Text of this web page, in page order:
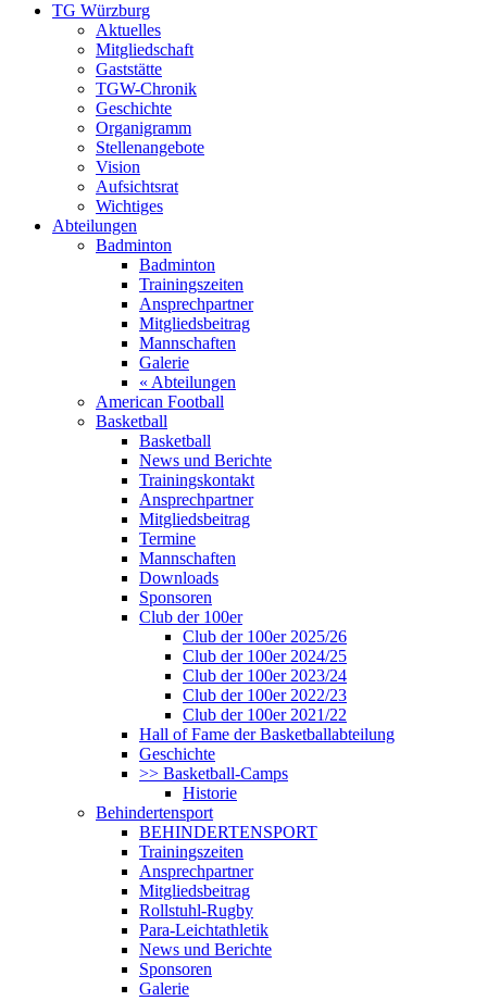
TG Würzburg
Aktuelles
Mitgliedschaft
Gaststätte
TGW-Chronik
Geschichte
Organigramm
Stellenangebote
Vision
Aufsichtsrat
Wichtiges
Abteilungen
Badminton
Badminton
Trainingszeiten
Ansprechpartner
Mitgliedsbeitrag
Mannschaften
Galerie
« Abteilungen
American Football
Basketball
Basketball
News und Berichte
Trainingskontakt
Ansprechpartner
Mitgliedsbeitrag
Termine
Mannschaften
Downloads
Sponsoren
Club der 100er
Club der 100er 2025/26
Club der 100er 2024/25
Club der 100er 2023/24
Club der 100er 2022/23
Club der 100er 2021/22
Hall of Fame der Basketballabteilung
Geschichte
>> Basketball-Camps
Historie
Behindertensport
BEHINDERTENSPORT
Trainingszeiten
Ansprechpartner
Mitgliedsbeitrag
Rollstuhl-Rugby
Para-Leichtathletik
News und Berichte
Sponsoren
Galerie